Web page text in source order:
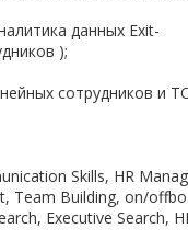
данных Exit-
);
сотрудников и
Skills, HR
Team Building, on/
Executive Search,